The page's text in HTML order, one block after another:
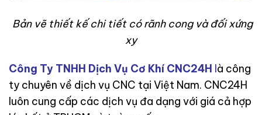
Bản vẽ thiết kế chi tiết có rãnh cong và đối xứng
xy
Công Ty TNHH Dịch Vụ Cơ Khí CNC24H là công
ty chuyên về dịch vụ CNC tại Việt Nam. CNC24H
luôn cung cấp các dịch vụ đa dạng với giá cả hợp